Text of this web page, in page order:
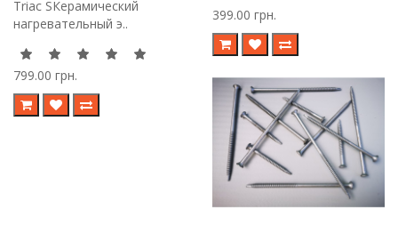
Triac SКерамический
нагревательный э..
799.00 грн.
399.00 грн.